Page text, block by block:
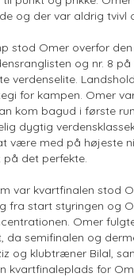
og der var aldrig tvivl
stod Omer overfor
og nr. 8
verdenselite.
for kampen. Omer
kom bagud i første
dygtig
være med på højeste
det perfekte.
var kvartfinalen stod
fra start styringen og
Omer
da semifinalen og
og klubtræner Bilal,
kvartfinaleplads for